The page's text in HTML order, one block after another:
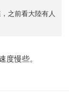
之前看大陸有人
度慢些。